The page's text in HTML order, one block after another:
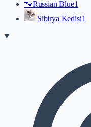
🐾Russian Blue1
Sibirya Kedisi1